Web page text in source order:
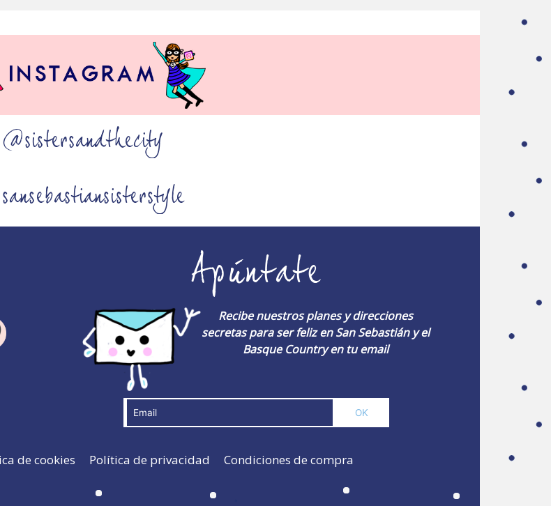
@sistersandthecity
Apúntate
Recibe nuestros planes y direcciones
secretas para ser feliz en San Sebastián y el
Basque Country en tu email
de cookies Política de privacidad Condiciones de compra